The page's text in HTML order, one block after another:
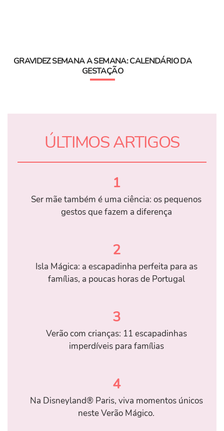
GRAVIDEZ SEMANA A SEMANA: CALENDÁRIO DA
GESTAÇÃO
ÚLTIMOS ARTIGOS
1
Ser mãe também é uma ciência: os pequenos
gestos que fazem a diferença
2
Isla Mágica: a escapadinha perfeita para as
famílias, a poucas horas de Portugal
3
Verão com crianças: 11 escapadinhas
imperdíveis para famílias
4
Na Disneyland® Paris, viva momentos únicos
neste Verão Mágico.